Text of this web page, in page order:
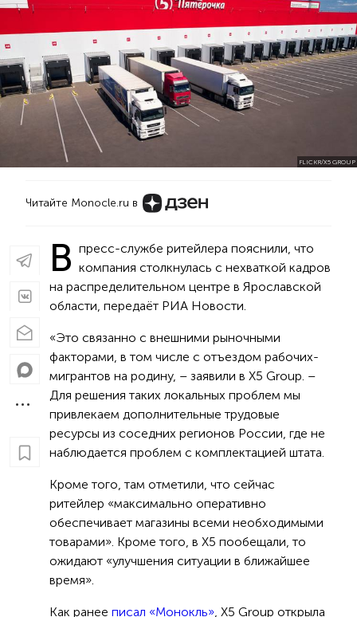
FLICKR/X5 GROUP
Читайте Monocle.ru в
В пресс-службе ритейлера пояснили, что
компания столкнулась с нехваткой кадров
на распределительном центре в Ярославской
области, передаёт РИА Новости.
«Это связанно с внешними рыночными
факторами, в том числе с отъездом рабочих-
мигрантов на родину, – заявили в X5 Group. –
Для решения таких локальных проблем мы
привлекаем дополнительные трудовые
ресурсы из соседних регионов России, где не
наблюдается проблем с комплектацией штата.
Кроме того, там отметили, что сейчас
ритейлер «максимально оперативно
обеспечивает магазины всеми необходимыми
товарами». Кроме того, в Х5 пообещали, то
ожидают «улучшения ситуации в ближайшее
время».
Как ранее писал «Монокль» , X5 Group открыла